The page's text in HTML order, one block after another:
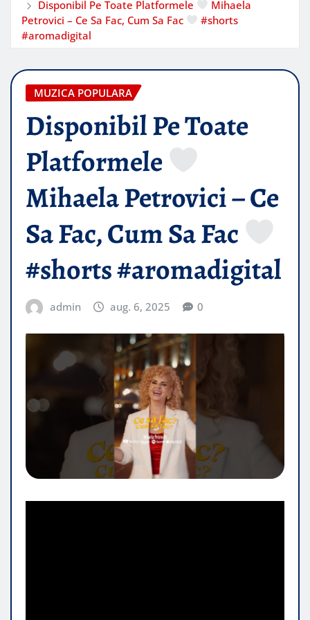
Disponibil Pe Toate Platformele
Mihaela
Petrovici – Ce Sa Fac, Cum Sa Fac
#shorts
#aromadigital
MUZICA POPULARA
Disponibil Pe Toate
Platformele
Mihaela Petrovici – Ce
Sa Fac, Cum Sa Fac
#shorts #aromadigital
admin aug. 6, 2025 0